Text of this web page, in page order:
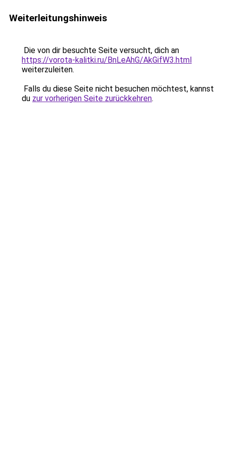
Weiterleitungshinweis
Die von dir besuchte Seite versucht, dich an
https://vorota-kalitki.ru/BnLeAhG/AkGifW3.html
weiterzuleiten.
Falls du diese Seite nicht besuchen möchtest, kannst
du zur vorherigen Seite zurückkehren.